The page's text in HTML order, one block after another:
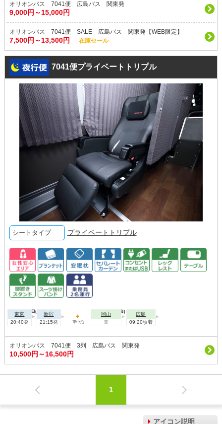
オリオンバス 7041便 広島バス 関東発
9,000円～15,000円
オリオンバス 7041便 SALE 広島バス 関東発【WEB限定】
7,500円～13,500円 在庫セール
7041便プライベートトリプル
シートタイプ プライベートトリプル
2026年10月01日(木)
東京
20:40発
新宿
21:15発
車中泊
2026年10月02日(金)
岡山
※
広島
09:20頃着
オリオンバス 7041便 3列 広島バス 関東発
10,500円～16,500円
1
アイコン説明